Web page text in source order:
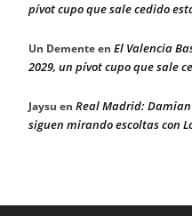
pívot cupo que sale cedido
Un Dementeen El Valencia
2029, un pívot cupo que sale
Jaysu en Real Madrid:
siguen mirando escoltas con